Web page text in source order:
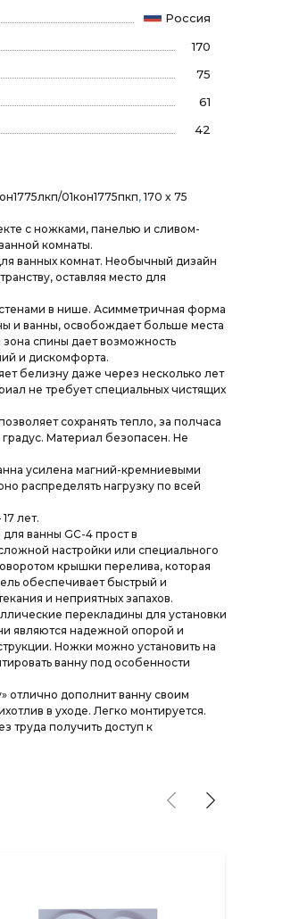
Россия
170
75
61
42
01кон1775пкп,170 x 75
с ножками, панелью и сливом-
комнаты.
ванных комнат. Необычный дизайн
оставляя место для
в нише. Асимметричная форма
и ванны, освобождает больше места
зона спины дает возможность
и дискомфорта.
белизну даже через несколько лет
не требует специальных чистящих
сохранять тепло, за полчаса
градус. Материал безопасен. Не
усилена магний-кремниевыми
распределять нагрузку по всей
лет.
ванны GC-4 прост в
настройки или специального
крышки перелива, которая
обеспечивает быстрый и
и неприятных запахов.
перекладины для установки
являются надежной опорой и
Ножки можно установить на
ванну под особенности
отлично дополнит ванну своим
в уходе. Легко монтируется.
труда получить доступ к